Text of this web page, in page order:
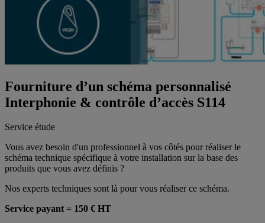
Fourniture d’un schéma personnalisé
Interphonie & contrôle d’accès S114
Service étude
Vous avez besoin d'un professionnel à vos côtés pour réaliser le
schéma technique spécifique à votre installation sur la base des
produits que vous avez définis ?
Nos experts techniques sont là pour vous réaliser ce schéma.
Service payant = 150 € HT